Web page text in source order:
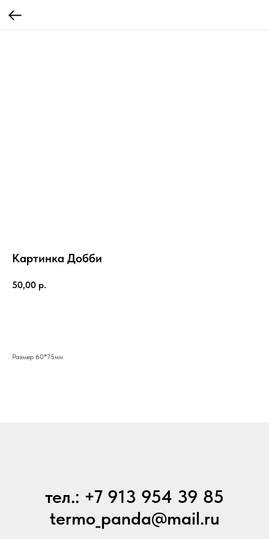
Картинка Добби
50,00 р.
Размер 60*75мм
тел.: +7 913 954 39 85
termo_panda@mail.ru